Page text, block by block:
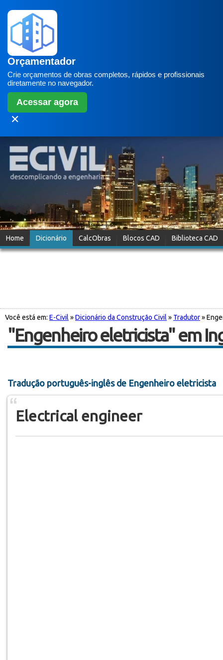
Orçamentador
Crie orçamentos de obras completos, rápidos e profissionais
diretamente no navegador.
Acessar agora
✕
Home Dicionário CalcObras Blocos CAD Biblioteca CAD
Você está em: E-Civil »Dicionário da Construção Civil » Tradutor»
"Engenheiro eletricista" em
Tradução português-inglês de Engenheiro eletricista
Electrical engineer